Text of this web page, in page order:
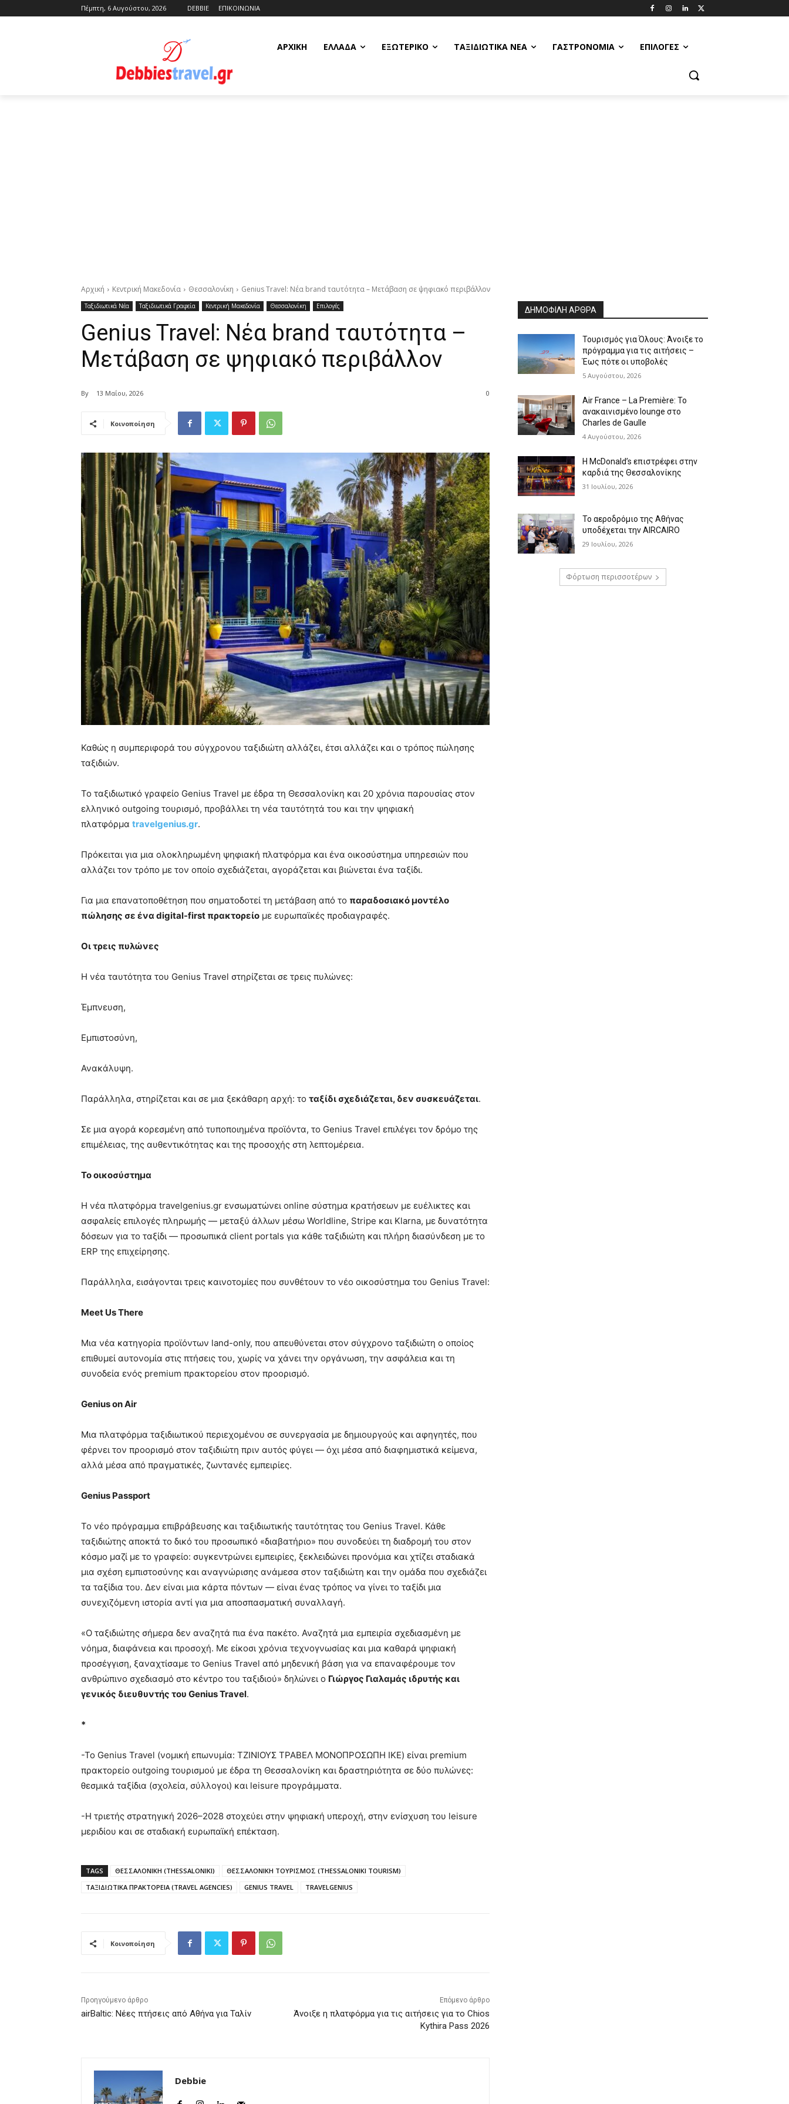
Πέμπτη, 6 Αυγούστου, 2026 DEBBIE ΕΠΙΚΟΙΝΩΝΙΑ
ΑΡΧΙΚΗ ΕΛΛΆΔΑ ΕΞΩΤΕΡΙΚΌ ΤΑΞΙΔΙΩΤΙΚΆ ΝΈΑ ΓΑΣΤΡΟΝΟΜΊΑ ΕΠΙΛΟΓΈΣ
Αρχική Κεντρική Μακεδονία Θεσσαλονίκη Genius Travel: Νέα brand ταυτότητα – Μετάβαση σε ψηφιακό περιβάλλον
Ταξιδιωτικά Νέα Ταξιδιωτικά Γραφεία Κεντρική Μακεδονία Θεσσαλονίκη Επιλογές
Genius Travel: Νέα brand ταυτότητα –
Μετάβαση σε ψηφιακό περιβάλλον
By 13 Μαΐου, 2026 0
Κοινοποίηση
Καθώς η συμπεριφορά του σύγχρονου ταξιδιώτη αλλάζει, έτσι αλλάζει και ο τρόπος πώλησης
ταξιδιών.
Το ταξιδιωτικό γραφείο Genius Travel με έδρα τη Θεσσαλονίκη και 20 χρόνια παρουσίας στον
ελληνικό outgoing τουρισμό, προβάλλει τη νέα ταυτότητά του και την ψηφιακή
πλατφόρμα travelgenius.gr.
Πρόκειται για μια ολοκληρωμένη ψηφιακή πλατφόρμα και ένα οικοσύστημα υπηρεσιών που
αλλάζει τον τρόπο με τον οποίο σχεδιάζεται, αγοράζεται και βιώνεται ένα ταξίδι.
Για μια επανατοποθέτηση που σηματοδοτεί τη μετάβαση από το παραδοσιακό μοντέλο
πώλησης σε ένα digital-first πρακτορείο με ευρωπαϊκές προδιαγραφές.
Οι τρεις πυλώνες
Η νέα ταυτότητα του Genius Travel στηρίζεται σε τρεις πυλώνες:
Έμπνευση,
Εμπιστοσύνη,
Ανακάλυψη.
Παράλληλα, στηρίζεται και σε μια ξεκάθαρη αρχή: το ταξίδι σχεδιάζεται, δεν συσκευάζεται.
Σε μια αγορά κορεσμένη από τυποποιημένα προϊόντα, το Genius Travel επιλέγει τον δρόμο της
επιμέλειας, της αυθεντικότητας και της προσοχής στη λεπτομέρεια.
Το οικοσύστημα
Η νέα πλατφόρμα travelgenius.gr ενσωματώνει online σύστημα κρατήσεων με ευέλικτες και
ασφαλείς επιλογές πληρωμής — μεταξύ άλλων μέσω Worldline, Stripe και Klarna, με δυνατότητα
δόσεων για το ταξίδι — προσωπικά client portals για κάθε ταξιδιώτη και πλήρη διασύνδεση με το
ERP της επιχείρησης.
Παράλληλα, εισάγονται τρεις καινοτομίες που συνθέτουν το νέο οικοσύστημα του Genius Travel:
Meet Us There
Μια νέα κατηγορία προϊόντων land-only, που απευθύνεται στον σύγχρονο ταξιδιώτη ο οποίος
επιθυμεί αυτονομία στις πτήσεις του, χωρίς να χάνει την οργάνωση, την ασφάλεια και τη
συνοδεία ενός premium πρακτορείου στον προορισμό.
Genius on Air
Μια πλατφόρμα ταξιδιωτικού περιεχομένου σε συνεργασία με δημιουργούς και αφηγητές, που
φέρνει τον προορισμό στον ταξιδιώτη πριν αυτός φύγει — όχι μέσα από διαφημιστικά κείμενα,
αλλά μέσα από πραγματικές, ζωντανές εμπειρίες.
Genius Passport
Το νέο πρόγραμμα επιβράβευσης και ταξιδιωτικής ταυτότητας του Genius Travel. Κάθε
ταξιδιώτης αποκτά το δικό του προσωπικό «διαβατήριο» που συνοδεύει τη διαδρομή του στον
κόσμο μαζί με το γραφείο: συγκεντρώνει εμπειρίες, ξεκλειδώνει προνόμια και χτίζει σταδιακά
μια σχέση εμπιστοσύνης και αναγνώρισης ανάμεσα στον ταξιδιώτη και την ομάδα που σχεδιάζει
τα ταξίδια του. Δεν είναι μια κάρτα πόντων — είναι ένας τρόπος να γίνει το ταξίδι μια
συνεχιζόμενη ιστορία αντί για μια αποσπασματική συναλλαγή.
«Ο ταξιδιώτης σήμερα δεν αναζητά πια ένα πακέτο. Αναζητά μια εμπειρία σχεδιασμένη με
νόημα, διαφάνεια και προσοχή. Με είκοσι χρόνια τεχνογνωσίας και μια καθαρά ψηφιακή
προσέγγιση, ξαναχτίσαμε το Genius Travel από μηδενική βάση για να επαναφέρουμε τον
ανθρώπινο σχεδιασμό στο κέντρο του ταξιδιού» δηλώνει ο Γιώργος Γιαλαμάς ιδρυτής και
γενικός διευθυντής του GeniusTravel.
*
-Το Genius Travel (νομική επωνυμία: ΤΖΙΝΙΟΥΣ ΤΡΑΒΕΛ ΜΟΝΟΠΡΟΣΩΠΗ ΙΚΕ) είναι premium
πρακτορείο outgoing τουρισμού με έδρα τη Θεσσαλονίκη και δραστηριότητα σε δύο πυλώνες:
θεσμικά ταξίδια (σχολεία, σύλλογοι) και leisure προγράμματα.
-Η τριετής στρατηγική 2026–2028 στοχεύει στην ψηφιακή υπεροχή, στην ενίσχυση του leisure
μεριδίου και σε σταδιακή ευρωπαϊκή επέκταση.
TAGS ΘΕΣΣΑΛΟΝΙΚΗ (THESSALONIKI)
ΘΕΣΣΑΛΟΝΙΚΗ ΤΟΥΡΙΣΜΟΣ (THESSALONIKI TOURISM)
ΤΑΞΙΔΙΩΤΙΚΑ ΠΡΑΚΤΟΡΕΙΑ (TRAVEL AGENCIES)
GENIUS TRAVEL TRAVELGENIUS
Κοινοποίηση
Προηγούμενο άρθρο
airBaltic: Νέες πτήσεις από Αθήνα για Ταλίν
Επόμενο άρθρο
Άνοιξε η πλατφόρμα για τις αιτήσεις για το Chios
Kythira Pass 2026
Debbie
ΔΗΜΟΦΙΛΗ ΑΡΘΡΑ
Τουρισμός για Όλους: Άνοιξε το
πρόγραμμα για τις αιτήσεις –
Έως πότε οι υποβολές
5 Αυγούστου, 2026
Air France – La Première: Το
ανακαινισμένο lounge στο
Charles de Gaulle
4 Αυγούστου, 2026
Η McDonald’s επιστρέφει στην
καρδιά της Θεσσαλονίκης
31 Ιουλίου, 2026
Το αεροδρόμιο της Αθήνας
υποδέχεται την AIRCAIRO
29 Ιουλίου, 2026
Φόρτωση περισσοτέρων